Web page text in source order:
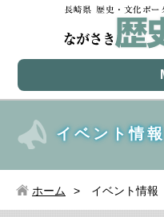
イベント情報
ホーム イベント情報